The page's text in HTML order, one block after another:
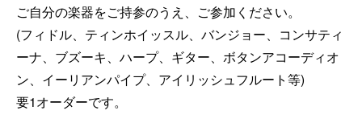
ご自分の楽器をご持参のうえ、ご参加ください。
(フィドル、ティンホイッスル、バンジョー、コンサティ
ーナ、ブズーキ、ハープ、ギター、ボタンアコーディオ
ン、イーリアンパイプ、アイリッシュフルート等)
要1オーダーです。